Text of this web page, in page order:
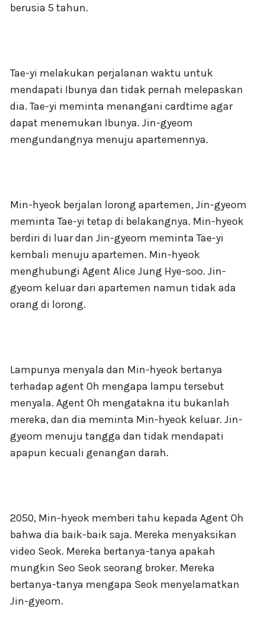
berusia 5 tahun.
Tae-yi melakukan perjalanan waktu untuk
mendapati Ibunya dan tidak pernah melepaskan
dia. Tae-yi meminta menangani cardtime agar
dapat menemukan Ibunya. Jin-gyeom
mengundangnya menuju apartemennya.
Min-hyeok berjalan lorong apartemen, Jin-gyeom
meminta Tae-yi tetap di belakangnya. Min-hyeok
berdiri di luar dan Jin-gyeom meminta Tae-yi
kembali menuju apartemen. Min-hyeok
menghubungi Agent Alice Jung Hye-soo. Jin-
gyeom keluar dari apartemen namun tidak ada
orang di lorong.
Lampunya menyala dan Min-hyeok bertanya
terhadap agent Oh mengapa lampu tersebut
menyala. Agent Oh mengatakna itu bukanlah
mereka, dan dia meminta Min-hyeok keluar. Jin-
gyeom menuju tangga dan tidak mendapati
apapun kecuali genangan darah.
2050, Min-hyeok memberi tahu kepada Agent Oh
bahwa dia baik-baik saja. Mereka menyaksikan
video Seok. Mereka bertanya-tanya apakah
mungkin Seo Seok seorang broker. Mereka
bertanya-tanya mengapa Seok menyelamatkan
Jin-gyeom.